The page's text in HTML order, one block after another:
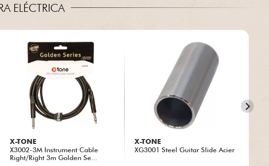
ELÉCTRICA
X-TONE
X3002-3M Instrument Cable
Right/Right 3m Golden Se...
X-TONE
XG3001 Steel Guitar Slide Acier